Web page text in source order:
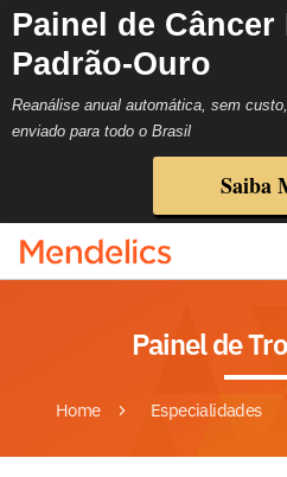
Painel de
Padrão-Ouro
Reanálise anual automática, sem
enviado para todo o Brasil
Saiba
Painel de
Home Especialidades